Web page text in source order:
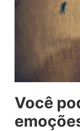
Você